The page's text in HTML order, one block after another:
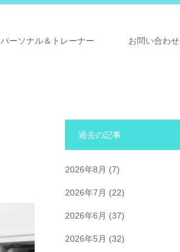
パーソナル＆トレーナー お問い合わせ
過去の記事
2026年8月 (7)
2026年7月 (22)
2026年6月 (37)
2026年5月 (32)